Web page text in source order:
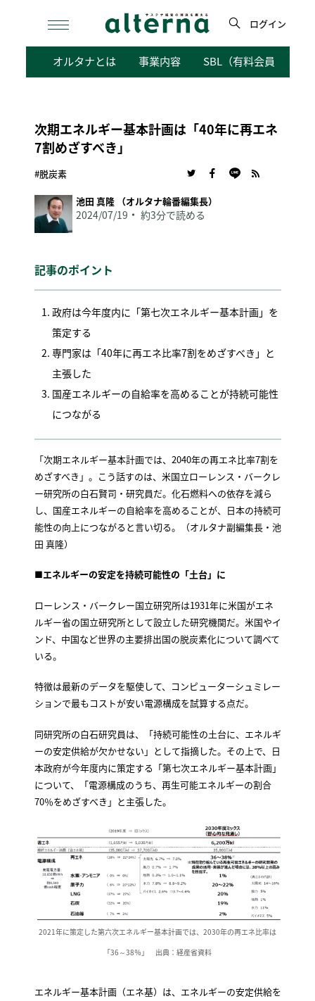
検
ログイン
オルタナとは 事業内容 SBL（有料会員向けサ
次期エネルギー基本計画は「40年に再エネ
7割めざすべき」
#脱炭素
池田 真隆 （オルタナ輪番編集長）
2024/07/19 約3分で読める
記事のポイント
政府は今年度内に「第七次エネルギー基本計画」を
策定する
専門家は「40年に再エネ比率7割をめざすべき」と
主張した
国産エネルギーの自給率を高めることが持続可能性
につながる
「次期エネルギー基本計画では、2040年の再エネ比率7割を
めざすべき」。こう話すのは、米国立ローレンス・バークレ
ー研究所の白石賢司・研究員だ。化石燃料への依存を減ら
し、国産エネルギーの自給率を高めることが、日本の持続可
能性の向上につながると言い切る。（オルタナ副編集長・池
田 真隆）
■エネルギーの安定を持続可能性の「土台」に
ローレンス・バークレー国立研究所は1931年に米国がエネ
ルギー省の国立研究所として設立した研究機関だ。米国やイ
ンド、中国など世界の主要排出国の脱炭素化について調べて
いる。
特徴は最新のデータを駆使して、コンピューターシュミレー
ションで最もコストが安い電源構成を試算する点だ。
同研究所の白石研究員は、「持続可能性の土台に、エネルギ
ーの安定供給が欠かせない」として指摘した。その上で、日
本政府が今年度内に策定する「第七次エネルギー基本計画」
について、「電源構成のうち、再生可能エネルギーの割合
70％をめざすべき」と主張した。
2021年に策定した第六次エネルギー基本計画では、2030年の再エネ比率は
「36～38％」 出典：経産省資料
エネルギー基本計画（エネ基）は、エネルギーの安定供給を